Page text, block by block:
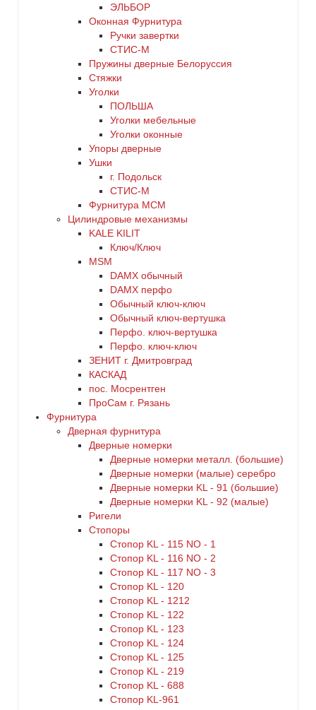
ЭЛЬБОР
Оконная Фурнитура
Ручки завертки
СТИС-М
Пружины дверные Белоруссия
Стяжки
Уголки
ПОЛЬША
Уголки мебельные
Уголки оконные
Упоры дверные
Ушки
г. Подольск
СТИС-М
Фурнитура МСМ
Цилиндровые механизмы
KALE KILIT
Ключ/Ключ
MSM
DАMX обычный
DАMX перфо
Oбычный ключ-ключ
Обычный ключ-вертушка
Перфо. ключ-вертушка
Перфо. ключ-ключ
ЗЕНИТ г. Дмитровград
КАСКАД
пос. Мосрентген
ПроСам г. Рязань
Фурнитура
Дверная фурнитура
Дверные номерки
Дверные номерки металл. (большие)
Дверные номерки (малые) серебро
Дверные номерки KL - 91 (большие)
Дверные номерки KL - 92 (малые)
Ригели
Стопоры
Стопор KL - 115 NO - 1
Стопор KL - 116 NO - 2
Стопор KL - 117 NO - 3
Стопор KL - 120
Стопор KL - 1212
Стопор KL - 122
Стопор KL - 123
Стопор KL - 124
Стопор KL - 125
Стопор KL - 219
Стопор KL - 688
Стопор KL-961